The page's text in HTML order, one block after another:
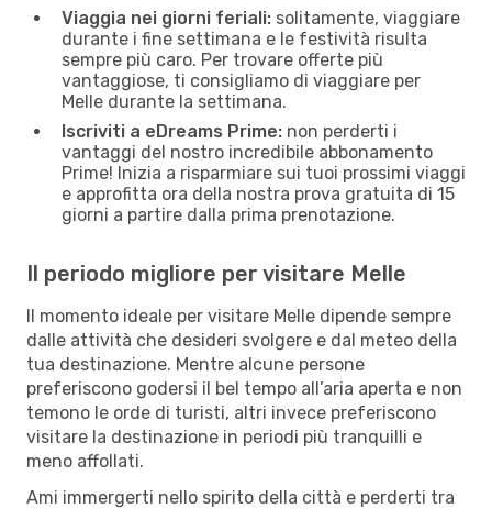
Viaggia nei giorni feriali: solitamente, viaggiare
durante i fine settimana e le festività risulta
sempre più caro. Per trovare offerte più
vantaggiose, ti consigliamo di viaggiare per
Melle durante la settimana.
Iscriviti a eDreams Prime: non perderti i
vantaggi del nostro incredibile abbonamento
Prime! Inizia a risparmiare sui tuoi prossimi viaggi
e approfitta ora della nostra prova gratuita di 15
giorni a partire dalla prima prenotazione.
Il periodo migliore per visitare Melle
Il momento ideale per visitare Melle dipende sempre
dalle attività che desideri svolgere e dal meteo della
tua destinazione. Mentre alcune persone
preferiscono godersi il bel tempo all’aria aperta e non
temono le orde di turisti, altri invece preferiscono
visitare la destinazione in periodi più tranquilli e
meno affollati.
Ami immergerti nello spirito della città e perderti tra